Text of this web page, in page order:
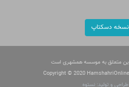
نسخه دسکتاپ
متعلق به موسسه همشهری است
Copyright © 2020
طراحی و تولید: نستوه